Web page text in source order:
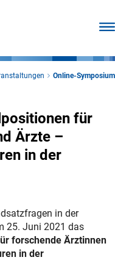
Online-Symposium
für
Ärzte –
in der
in der
25. Juni 2021 das
forschende Ärztinnen
in der